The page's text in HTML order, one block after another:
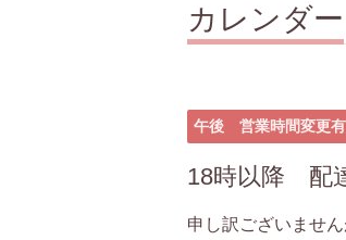
カレンダー
午後 営業時間変更有
18時以降 配
申し訳ございませ